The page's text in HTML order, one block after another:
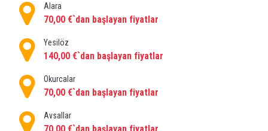
satan mağazaları vardır, araba veya özel ulaşım ile
hızlıca ulaşabilirsiniz. .
Mega Mall:Alanya ve Antalya şehirleri arasındaki yol
ve uluslararası markalardan, elektrikli ve elektronik ev
aletlerine kadar her türlü mağazanın bulunduğu,
ailelerin ihtiyaç duyacağı her şeyi bulabileceğiniz,
Alara
70,00 €`dan başlayan fiyatlar
Yesilöz
140,00 €`dan başlayan fiyatlar
Okurcalar
70,00 €`dan başlayan fiyatlar
Avsallar